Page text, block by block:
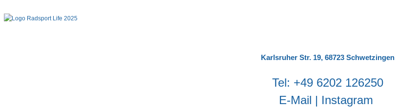
Karlsruher Str. 19, 68723 Schwetzingen
‬Tel: ‭+49 6202 126250
E-Mail | Instagram